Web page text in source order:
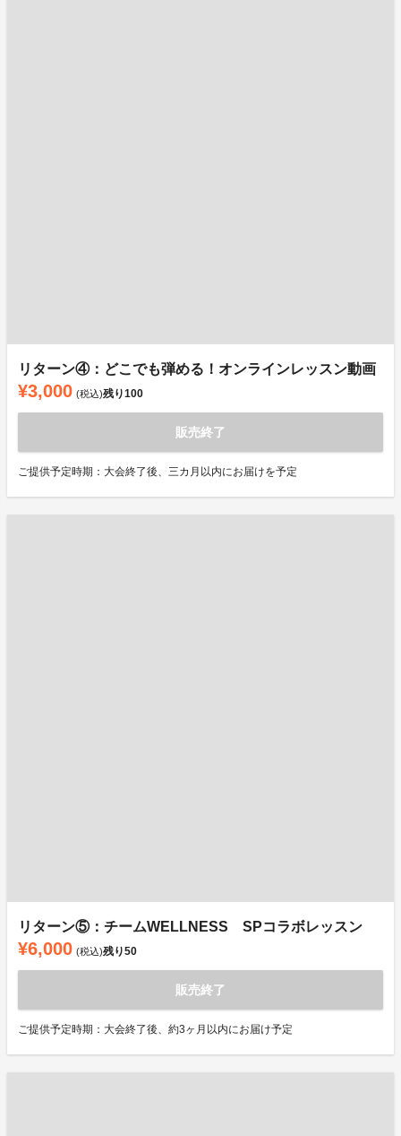
リターン④：どこでも弾める！オンラインレッスン動画
¥3,000 (税込)残り100
販売終了
ご提供予定時期：大会終了後、三カ月以内にお届けを予定
リターン⑤：チームWELLNESS SPコラボレッスン
¥6,000 (税込)残り50
販売終了
ご提供予定時期：大会終了後、約3ヶ月以内にお届け予定